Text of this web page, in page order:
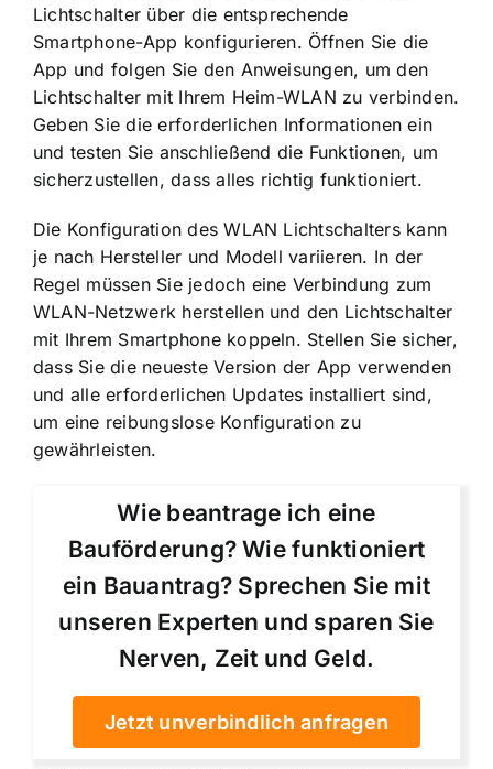
Lichtschalter über die entsprechende
Smartphone-App konfigurieren. Öffnen Sie die
App und folgen Sie den Anweisungen, um den
Lichtschalter mit Ihrem Heim-WLAN zu verbinden.
Geben Sie die erforderlichen Informationen ein
und testen Sie anschließend die Funktionen, um
sicherzustellen, dass alles richtig funktioniert.
Die Konfiguration des WLAN Lichtschalters kann
je nach Hersteller und Modell variieren. In der
Regel müssen Sie jedoch eine Verbindung zum
WLAN-Netzwerk herstellen und den Lichtschalter
mit Ihrem Smartphone koppeln. Stellen Sie sicher,
dass Sie die neueste Version der App verwenden
und alle erforderlichen Updates installiert sind,
um eine reibungslose Konfiguration zu
gewährleisten.
Wie beantrage ich eine
Bauförderung? Wie funktioniert
ein Bauantrag? Sprechen Sie mit
unseren Experten und sparen Sie
Nerven, Zeit und Geld.
Jetzt unverbindlich anfragen